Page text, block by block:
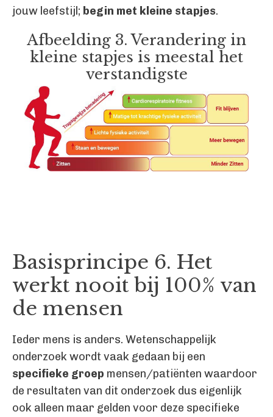
jouw leefstijl; begin met kleine stapjes.
Afbeelding 3. Verandering in
kleine stapjes is meestal het
verstandigste
Basisprincipe 6. Het
werkt nooit bij 100% van
de mensen
Ieder mens is anders. Wetenschappelijk
onderzoek wordt vaak gedaan bij een
specifieke groep mensen/patiënten waardoor
de resultaten van dit onderzoek dus eigenlijk
ook alleen maar gelden voor deze specifieke